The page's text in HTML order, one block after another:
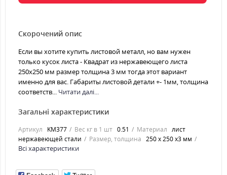
Скорочений опис
Если вы хотите купить листовой металл, но вам нужен
только кусок листа - Квадрат из нержавеющего листа
250х250 мм размер толщина 3 мм тогда этот вариант
именно для вас. Габариты листовой детали +- 1мм, толщина
соответств... Читати далі...
Загальні характеристики
Артикул KM377 Вес кг в 1 шт 0.51 Материал лист
нержавеющей стали
Размер, толщина 250 х 250 х3 мм
Всі характеристики